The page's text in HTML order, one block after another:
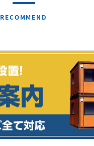
RECOMMEND